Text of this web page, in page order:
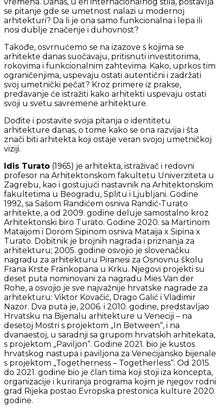
se pitanje gde se umetnost nalazi u modernoj
arhitekturi? Da li je ona samo funkcionalna i lepa ili
nosi dublje značenje i duhovnost?
Takođe, osvrnućemo se na izazove s kojima se
arhitekte danas suočavaju, pritisnuti investitorima,
rokovima i funkcionalnim zahtevima. Kako, uprkos tim
ograničenjima, uspevaju ostati autentični i zadržati
svoj umetnički pečat? Kroz primere iz prakse,
predavanje će istražiti kako arhitekti uspevaju ostati
svoji u svetu savremene arhitekture.
Dođite i postavite svoja pitanja o identitetu
arhitekture danas, o tome kako se ona razvija i šta
znači biti arhitekta koji ostaje veran svojoj umetničkoj
viziji.
Idis Turato (1965) je arhitekta, istraživač i redovni
profesor na Arhitektonskom fakultetu Univerziteta u
Zagrebu, kao i gostujući nastavnik na Arhitektonskim
fakultetima u Beogradu, Splitu i Ljubljani. Godine
1992, sa Sašom Randićem osniva Randić-Turato
arhitekte, a od 2009. godine deluje samostalno kroz
Arhitektonski biro Turato. Godine 2020. sa Martinom
Mataijom i Dorom Sipinom osniva Mataija x Sipina x
Turato. Dobitnik je brojnih nagrada i priznanja za
arhitekturu; 2005. godine osvojio je slovenačku
nagradu za arhitekturu Piranesi za Osnovnu školu
Frana Krste Frankopana u Krku. Njegovi projekti su
deset puta nominovani za nagradu Mies Van der
Rohe, a osvojio je sve najvažnije hrvatske nagrade za
arhitekturu: Viktor Kovačić, Drago Galić i Vladimir
Nazor. Dva puta je, 2006. i 2010. godine, predstavljao
Hrvatsku na Bijenalu arhitekture u Veneciji – na
desetoj Mostri s projektom „In Between“, i na
dvanaestoj, u saradnji sa grupom hrvatskih arhitekata,
s projektom „Paviljon“. Godine 2021. bio je kustos
hrvatskog nastupa i paviljona za Venecijansko bijenale
s projektom „Togetherness – Togetherless“. Od 2015.
do 2021. godine bio je član tima koji stoji iza koncepta,
organizacije i kuriranja programa kojim je njegov rodni
grad Rijeka postao Evropska prestonica kulture 2020.
godine.